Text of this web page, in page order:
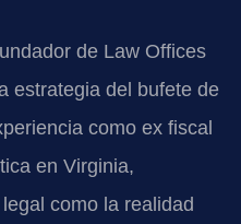
de Law Offices
estrategia del bufete de
como ex fiscal
en Virginia,
como la realidad